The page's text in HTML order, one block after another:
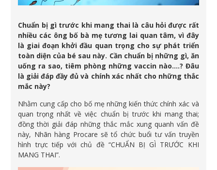
Chuẩn bị gì trước khi mang thai là câu hỏi được rất
nhiều các ông bố bà mẹ tương lai quan tâm, vì đây
là giai đoạn khởi đầu quan trọng cho sự phát triển
toàn diện của bé sau này. Cần chuẩn bị những gì, ăn
uống ra sao, tiêm phòng những vaccin nào….? Đâu
là giải đáp đầy đủ và chính xác nhất cho những thắc
mắc này?
Nhằm cung cấp cho bố mẹ những kiến thức chính xác và
quan trọng nhất về việc chuẩn bị trước khi mang thai;
đồng thời giải đáp những thắc mắc xung quanh vấn đề
này, Nhãn hàng Procare sẽ tổ chức buổi tư vấn truyền
hình trực tiếp với chủ đề “CHUẨN BỊ GÌ TRƯỚC KHI
MANG THAI”.